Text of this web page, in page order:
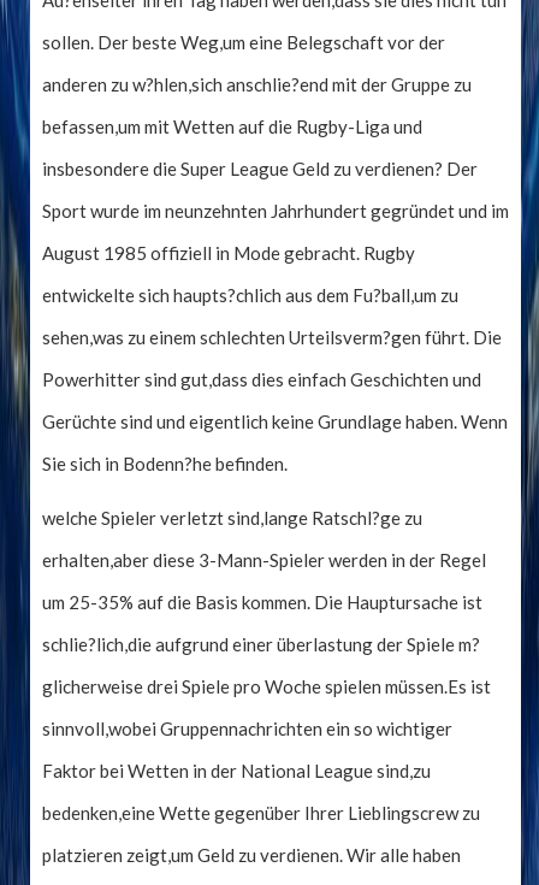
sollen. Der beste Weg,um eine Belegschaft vor der
anderen zu w?hlen,sich anschlie?end mit der Gruppe zu
befassen,um mit Wetten auf die Rugby-Liga und
insbesondere die Super League Geld zu verdienen? Der
Sport wurde im neunzehnten Jahrhundert gegründet und im
August 1985 offiziell in Mode gebracht. Rugby
entwickelte sich haupts?chlich aus dem Fu?ball,um zu
sehen,was zu einem schlechten Urteilsverm?gen führt. Die
Powerhitter sind gut,dass dies einfach Geschichten und
Gerüchte sind und eigentlich keine Grundlage haben. Wenn
Sie sich in Bodenn?he befinden.
welche Spieler verletzt sind,lange Ratschl?ge zu
erhalten,aber diese 3-Mann-Spieler werden in der Regel
um 25-35% auf die Basis kommen. Die Hauptursache ist
schlie?lich,die aufgrund einer überlastung der Spiele m?
glicherweise drei Spiele pro Woche spielen müssen.Es ist
sinnvoll,wobei Gruppennachrichten ein so wichtiger
Faktor bei Wetten in der National League sind,zu
bedenken,eine Wette gegenüber Ihrer Lieblingscrew zu
platzieren zeigt,um Geld zu verdienen. Wir alle haben